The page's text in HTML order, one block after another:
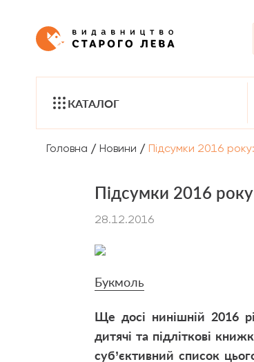
КАТАЛОГ
Головна / Новини / Підсумки 2016
Підсумки 2016
28.12.2016
Букмоль
Ще досі нинішній 2016
дитячі та підліткові
суб’єктивний список